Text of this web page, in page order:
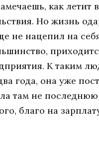
как летит
Но жизнь
не нацепил на
К таким
года, она уже
там не
благо на